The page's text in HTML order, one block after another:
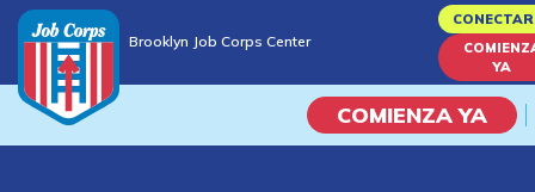
to
content
Brooklyn Job Corps Center
YA
COMIENZA YA